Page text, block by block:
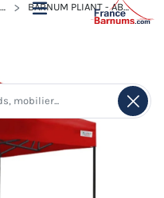
BARNUM PLIANT - ABRI PLIABLE ACIER LOISIRS 2MX2M ROUGE